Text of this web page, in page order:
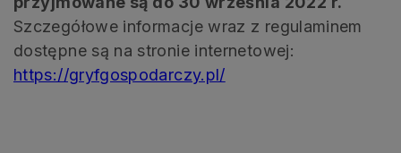
Szczegółowe informacje wraz z regulaminem
dostępne są na stronie internetowej:
https://gryfgospodarczy.pl/